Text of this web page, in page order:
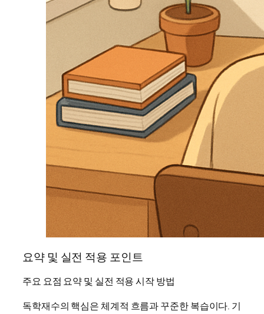
요약 및 실전 적용 포인트
주요 요점 요약 및 실전 적용 시작 방법
독학재수의 핵심은 체계적 흐름과 꾸준한 복습이다. 기